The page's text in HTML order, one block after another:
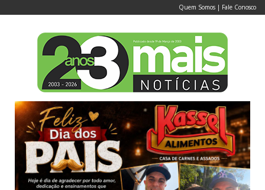
Quem Somos | Fale Conosco